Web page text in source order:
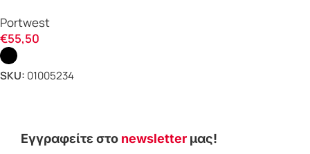
Portwest
Portwest
€55,50
SKU: 01005234
Εγγραφείτε στο newsletter μας!